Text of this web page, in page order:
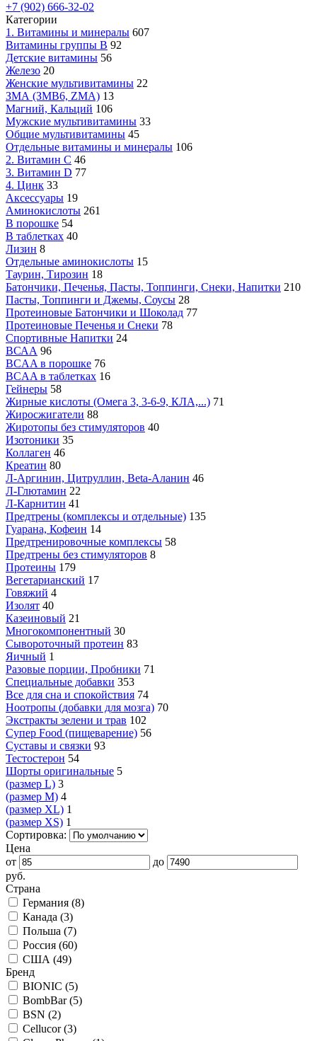
+7 (902) 666-32-02
Категории
1. Витамины и минералы 607
Витамины группы В 92
Детские витамины 56
Железо 20
Женские мультивитамины 22
ЗМА (ЗМВ6, ZMA) 13
Магний, Кальций 106
Мужские мультивитамины 33
Общие мультивитамины 45
Отдельные витамины и минералы 106
2. Витамин С 46
3. Витамин D 77
4. Цинк 33
Аксессуары 19
Аминокислоты 261
В порошке 54
В таблетках 40
Лизин 8
Отдельные аминокислоты 15
Таурин, Тирозин 18
Батончики, Печенья, Пасты, Топпинги, Снеки, Напитки 210
Пасты, Топпинги и Джемы, Соусы 28
Протеиновые Батончики и Шоколад 77
Протеиновые Печенья и Снеки 78
Спортивные Напитки 24
ВСАА 96
BCAA в порошке 76
BCAA в таблетках 16
Гейнеры 58
Жирные кислоты (Омега 3, 3-6-9, КЛА,...) 71
Жиросжигатели 88
Жиротопы без стимуляторов 40
Изотоники 35
Коллаген 46
Креатин 80
Л-Аргинин, Цитруллин, Beta-Аланин 46
Л-Глютамин 22
Л-Карнитин 41
Предтрены (комплексы и отдельные) 135
Гуарана, Кофеин 14
Предтренировочные комплексы 58
Предтрены без стимуляторов 8
Протеины 179
Вегетарианский 17
Говяжий 4
Изолят 40
Казеиновый 21
Многокомпонентный 30
Сывороточный протеин 83
Яичный 1
Разовые порции, Пробники 71
Специальные добавки 353
Все для сна и спокойствия 74
Ноотропы (добавки для мозга) 70
Экстракты зелени и трав 102
Супер Food (пищеварение) 56
Суставы и связки 93
Тестостерон 54
Шорты оригинальные 5
(размер L) 3
(размер M) 4
(размер XL) 1
(размер XS) 1
Сортировка:
Цена
от
до
руб.
Страна
Германия (8)
Канада (3)
Польша (7)
Россия (60)
США (49)
Бренд
BIONIC (5)
BombBar (5)
BSN (2)
Cellucor (3)